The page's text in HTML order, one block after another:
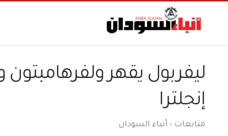
ليفربول يقهر
إنجلترا
متابعات - أنباء السودان